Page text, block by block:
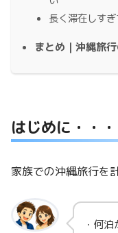
長く滞在しす
まとめ｜沖縄旅
はじめに・・・
家族での沖縄旅行を
・何